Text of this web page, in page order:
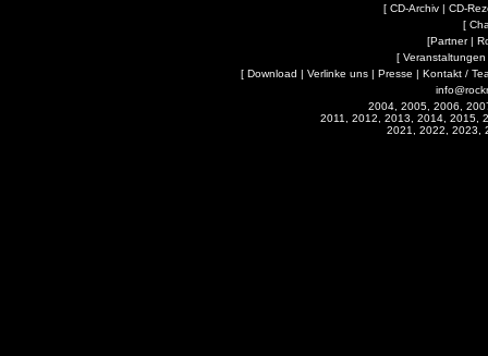
[ CD-Archiv| CD-
[
[Partner|
[ Veranstaltungen
[ Download | Verlinke uns | Presse | Kontakt /
2004, 2005, 2006,
2011, 2012, 2013, 2014, 2015,
2021, 2022, 2023,